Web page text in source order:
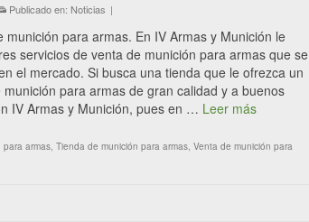
Publicado en: Noticias |
munición para armas. En IV Armas y Munición le
servicios de venta de munición para armas que se
el mercado. Si busca una tienda que le ofrezca un
para armas de gran calidad y a buenos
IV Armas y Munición, pues en … Leer más
para armas, Tienda de munición para armas, Venta de munición para